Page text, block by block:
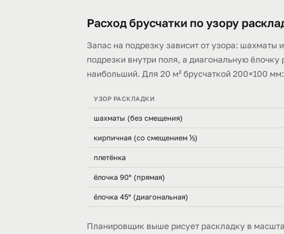
Расход брусчатки по узору
Запас на подрезку зависит от узора: шахматы
подрезки внутри поля, а диагональную
наибольший. Для 20 м² брусчаткой 200×100 мм:
УЗОР РАСКЛАДКИ
шахматы (без смещения)
кирпичная (со смещением ½)
плетёнка
ёлочка 90° (прямая)
ёлочка 45° (диагональная)
Планировщик выше рисует раскладку в